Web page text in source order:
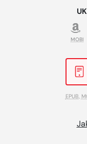
MOBI
EPUB